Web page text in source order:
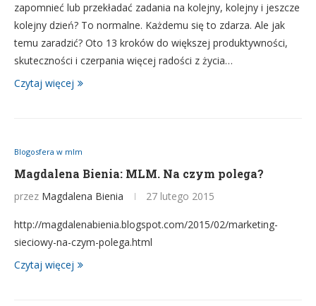
zapomnieć lub przekładać zadania na kolejny, kolejny i jeszcze
kolejny dzień? To normalne. Każdemu się to zdarza. Ale jak
temu zaradzić? Oto 13 kroków do większej produktywności,
skuteczności i czerpania więcej radości z życia…
Czytaj więcej
Blogosfera w mlm
Magdalena Bienia: MLM. Na czym polega?
przez Magdalena Bienia 27 lutego 2015
http://magdalenabienia.blogspot.com/2015/02/marketing-
sieciowy-na-czym-polega.html
Czytaj więcej